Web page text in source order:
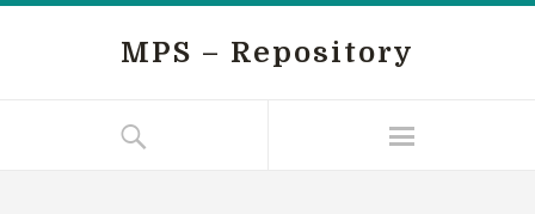
MPS – Repository